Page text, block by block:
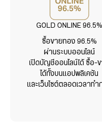
GOLD ONLINE 96.5%
ซื้อขายทอง 96.5%
ผ่านระบบออนไลน์
เปิดบัญชีออนไลน์ได้ ซื้อ-
ได้ทั้งบนแอปพลิเคชัน
และเว็บไซต์ตลอดเวลาทำ